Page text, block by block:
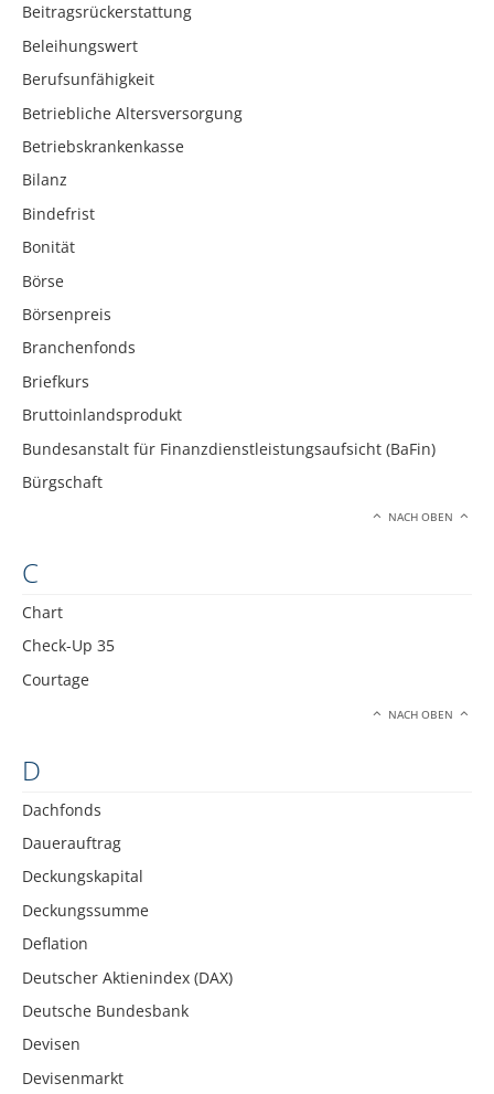
Beitragsrückerstattung
Beleihungswert
Berufsunfähigkeit
Betriebliche Altersversorgung
Betriebskrankenkasse
Bilanz
Bindefrist
Bonität
Börse
Börsenpreis
Branchenfonds
Briefkurs
Bruttoinlandsprodukt
Bundesanstalt für Finanzdienstleistungsaufsicht (BaFin)
Bürgschaft
NACH OBEN
C
Chart
Check-Up 35
Courtage
NACH OBEN
D
Dachfonds
Dauerauftrag
Deckungskapital
Deckungssumme
Deflation
Deutscher Aktienindex (DAX)
Deutsche Bundesbank
Devisen
Devisenmarkt